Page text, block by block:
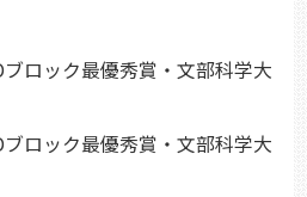
ロック最優秀賞・文部科学大
ロック最優秀賞・文部科学大